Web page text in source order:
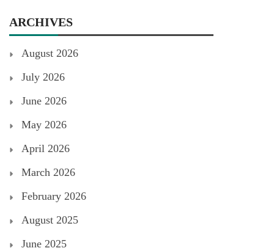
ARCHIVES
August 2026
July 2026
June 2026
May 2026
April 2026
March 2026
February 2026
August 2025
June 2025